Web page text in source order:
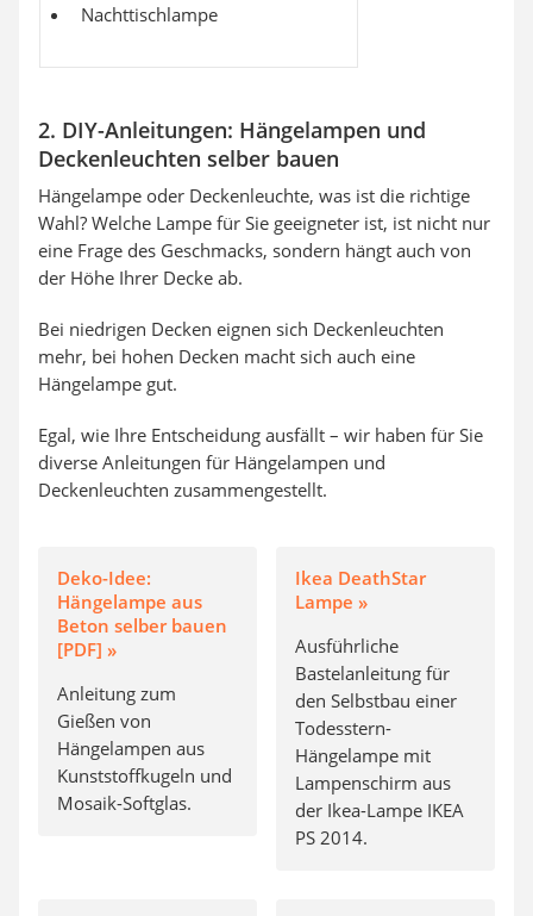
Nachttischlampe
2. DIY-Anleitungen: Hängelampen und
Deckenleuchten selber bauen
Hängelampe oder Deckenleuchte, was ist die richtige
Wahl? Welche Lampe für Sie geeigneter ist, ist nicht nur
eine Frage des Geschmacks, sondern hängt auch von
der Höhe Ihrer Decke ab.
Bei niedrigen Decken eignen sich Deckenleuchten
mehr, bei hohen Decken macht sich auch eine
Hängelampe gut.
Egal, wie Ihre Entscheidung ausfällt – wir haben für Sie
diverse Anleitungen für Hängelampen und
Deckenleuchten zusammengestellt.
Deko-Idee:
Hängelampe aus
Beton selber bauen
[PDF] »
Anleitung zum
Gießen von
Hängelampen aus
Kunststoffkugeln und
Mosaik-Softglas.
Ikea DeathStar
Lampe »
Ausführliche
Bastelanleitung für
den Selbstbau einer
Todesstern-
Hängelampe mit
Lampenschirm aus
der Ikea-Lampe IKEA
PS 2014.